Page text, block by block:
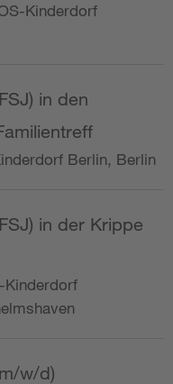
Kinderdorf
in den
Berlin, Berlin
in der Krippe
Kinderdorf
w/d)